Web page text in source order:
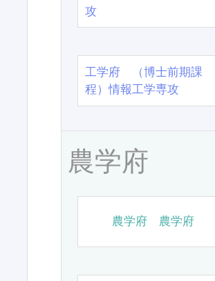
攻
工学府 （博士前期課
程）情報工学専攻
農学府
農学府 農学府